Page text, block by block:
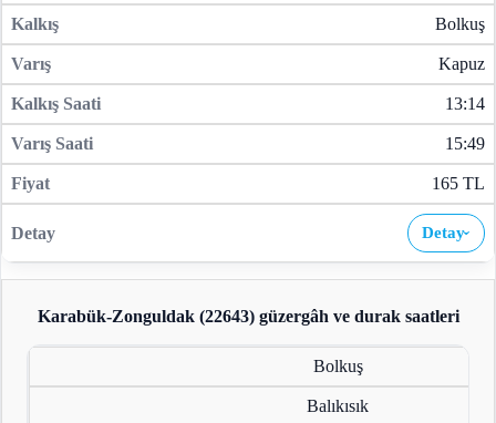
Bolkuş
Kapuz
13:14
15:49
165 TL
Detay›
Karabük-Zonguldak (22643)güzergâh ve durak saatleri
Bolkuş
Balıkısık